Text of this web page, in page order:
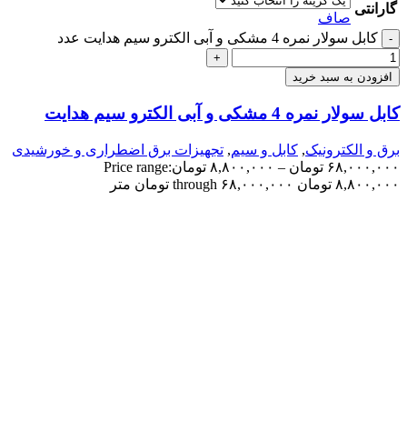
گارانتی
صاف
- کابل سولار نمره 4 مشکی و آبی الکترو سیم هدایت عدد
+
افزودن به سبد خرید
کابل سولار نمره 4 مشکی و آبی الکترو سیم هدایت
برق و الکترونیک, کابل و سیم, تجهیزات برق اضطراری و خورشیدی
۶۸,۰۰۰,۰۰۰ تومان – ۸,۸۰۰,۰۰۰ تومانPrice range:
۸,۸۰۰,۰۰۰ تومان through ۶۸,۰۰۰,۰۰۰ تومان
متر